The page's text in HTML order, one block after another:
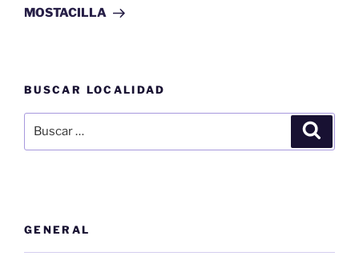
entrada
MOSTACILLA
BUSCAR LOCALIDAD
por:
GENERAL